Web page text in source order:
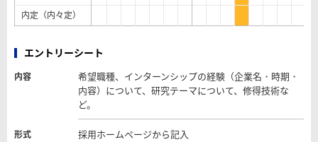
内定（内々定）
エントリーシート
内容
希望職種、インターンシップの経験（企業名・時期・
内容）について、研究テーマについて、修得技術な
ど。
形式 採用ホームページから記入